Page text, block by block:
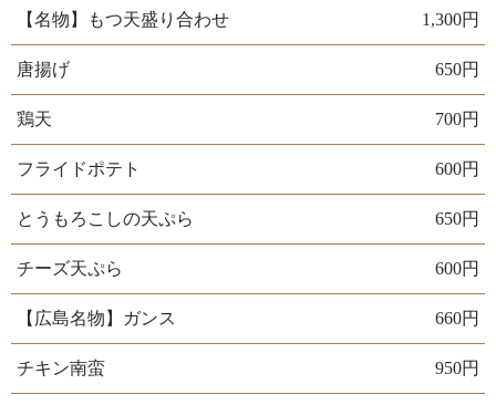
【名物】もつ天盛り合わせ 1,300円
唐揚げ 650円
鶏天 700円
フライドポテト 600円
とうもろこしの天ぷら 650円
チーズ天ぷら 600円
【広島名物】ガンス 660円
チキン南蛮 950円